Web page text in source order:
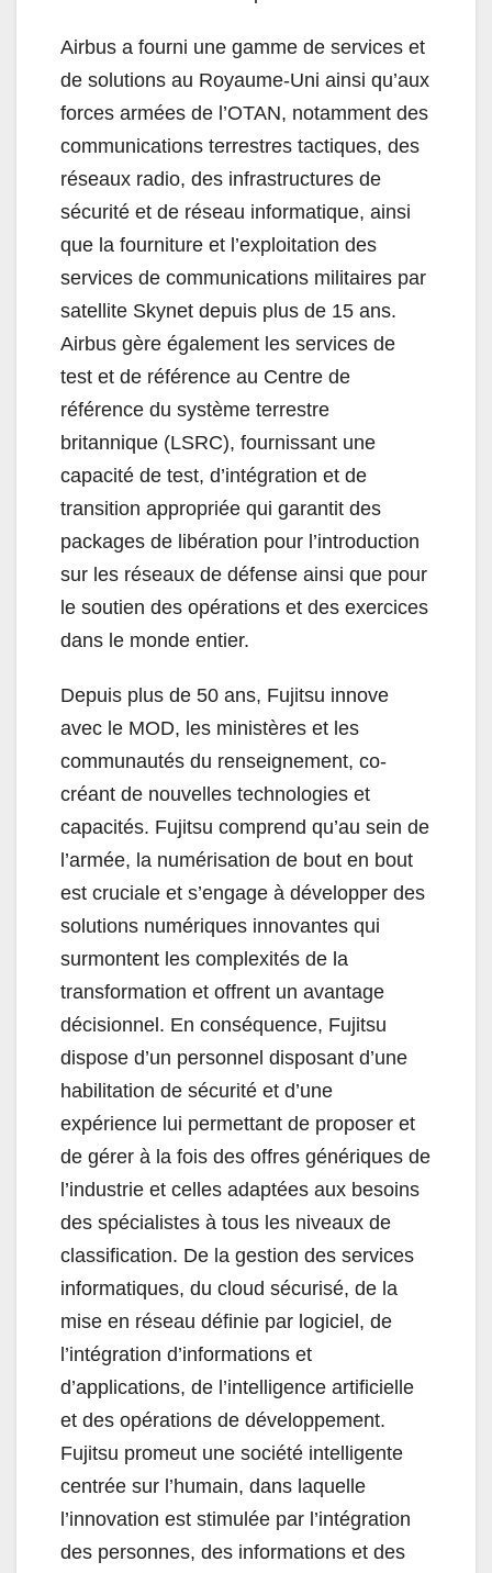
Airbus a fourni une gamme de services et
de solutions au Royaume-Uni ainsi qu’aux
forces armées de l’OTAN, notamment des
communications terrestres tactiques, des
réseaux radio, des infrastructures de
sécurité et de réseau informatique, ainsi
que la fourniture et l’exploitation des
services de communications militaires par
satellite Skynet depuis plus de 15 ans.
Airbus gère également les services de
test et de référence au Centre de
référence du système terrestre
britannique (LSRC), fournissant une
capacité de test, d’intégration et de
transition appropriée qui garantit des
packages de libération pour l’introduction
sur les réseaux de défense ainsi que pour
le soutien des opérations et des exercices
dans le monde entier.
Depuis plus de 50 ans, Fujitsu innove
avec le MOD, les ministères et les
communautés du renseignement, co-
créant de nouvelles technologies et
capacités. Fujitsu comprend qu’au sein de
l’armée, la numérisation de bout en bout
est cruciale et s’engage à développer des
solutions numériques innovantes qui
surmontent les complexités de la
transformation et offrent un avantage
décisionnel. En conséquence, Fujitsu
dispose d’un personnel disposant d’une
habilitation de sécurité et d’une
expérience lui permettant de proposer et
de gérer à la fois des offres génériques de
l’industrie et celles adaptées aux besoins
des spécialistes à tous les niveaux de
classification. De la gestion des services
informatiques, du cloud sécurisé, de la
mise en réseau définie par logiciel, de
l’intégration d’informations et
d’applications, de l’intelligence artificielle
et des opérations de développement.
Fujitsu promeut une société intelligente
centrée sur l’humain, dans laquelle
l’innovation est stimulée par l’intégration
des personnes, des informations et des